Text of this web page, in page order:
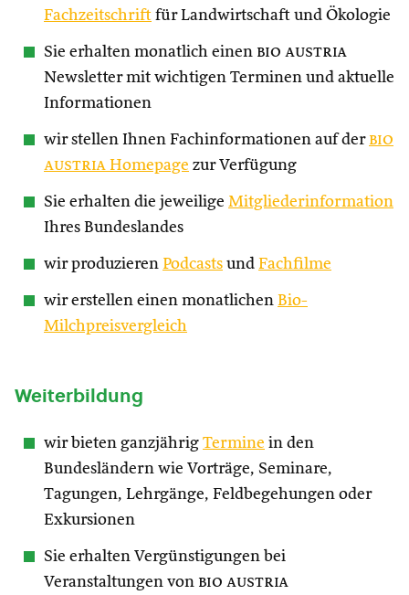
Fachzeitschrift für Landwirtschaft und Ökologie
Sie erhalten monatlich einen bio austria
Newsletter mit wichtigen Terminen und aktuelle
Informationen
wir stellen Ihnen Fachinformationen auf der bio
austria Homepage zur Verfügung
Sie erhalten die jeweilige Mitgliederinformation
Ihres Bundeslandes
wir produzieren Podcasts und Fachfilme
wir erstellen einen monatlichen Bio-
Milchpreisvergleich
Weiterbildung
wir bieten ganzjährig Termine in den
Bundesländern wie Vorträge, Seminare,
Tagungen, Lehrgänge, Feldbegehungen oder
Exkursionen
Sie erhalten Vergünstigungen bei
Veranstaltungen von bio austria